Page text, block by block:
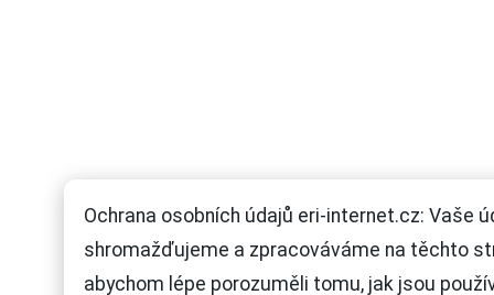
Ochrana osobních údajů eri-internet.cz: Vaše
shromažďujeme a zpracováváme na těchto
abychom lépe porozuměli tomu, jak jsou